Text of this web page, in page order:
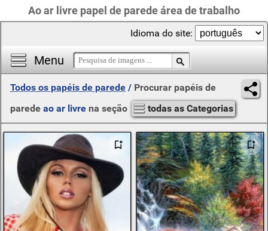
Ao ar livre papel de parede área de trabalho
Menu
Idioma do site:
Todos os papéis de parede / Procurar papéis de
parede ao ar livre na seção todas as Categorias